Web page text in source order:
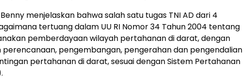
menjelaskan bahwa salah satu tugas TNI AD dari 4
tertuang dalam UU RI Nomor 34 Tahun 2004 tentang
pemberdayaan wilayah pertahanan di darat, dengan
pengembangan, pengerahan dan pengendalian
pertahanan di darat, sesuai dengan Sistem Pertahanan